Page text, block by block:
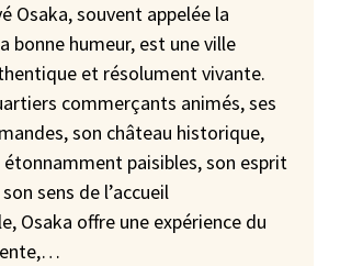
Osaka, souvent appelée la
bonne humeur, est une ville
et résolument vivante.
commerçants animés, ses
son château historique,
paisibles, son esprit
sens de l’accueil
Osaka offre une expérience du